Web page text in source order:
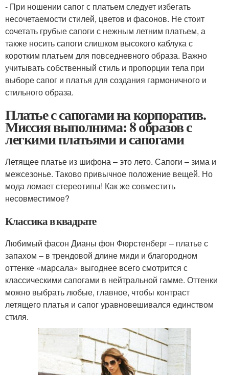
- При ношении сапог с платьем следует избегать
несочетаемости стилей, цветов и фасонов. Не стоит
сочетать грубые сапоги с нежным летним платьем, а
также носить сапоги слишком высокого каблука с
коротким платьем для повседневного образа. Важно
учитывать собственный стиль и пропорции тела при
выборе сапог и платья для создания гармоничного и
стильного образа.
Платье с сапогами на корпоратив.
Миссия выполнима: 8 образов с
легкими платьями и сапогами
Летящее платье из шифона – это лето. Сапоги – зима и
межсезонье. Таково привычное положение вещей. Но
мода ломает стереотипы! Как же совместить
несовместимое?
Классика в квадрате
Любимый фасон Дианы фон Фюрстенберг – платье с
запахом – в трендовой длине миди и благородном
оттенке «марсала» выгоднее всего смотрится с
классическими сапогами в нейтральной гамме. Оттенки
можно выбрать любые, главное, чтобы контраст
летящего платья и сапог уравновешивался единством
стиля.